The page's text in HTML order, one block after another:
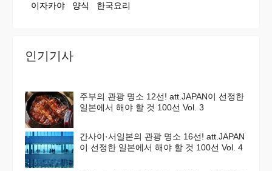
이자카야
양식 한국요리
인기기사
주부의 관광 명소 12선! att.JAPAN이 선정한
일본에서 해야 할 것 100선 Vol. 3
간사이·서일본의 관광 명소 16선! att.JAPAN
이 선정한 일본에서 해야 할 것 100선 Vol. 4